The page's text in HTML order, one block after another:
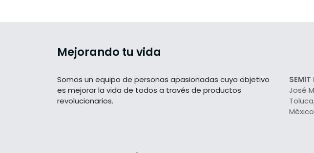
Mejorando tu vida
Somos un equipo de personas apasionadas cuyo objetivo
es mejorar la vida de todos a través de productos
revolucionarios.
SEMIT
José
México